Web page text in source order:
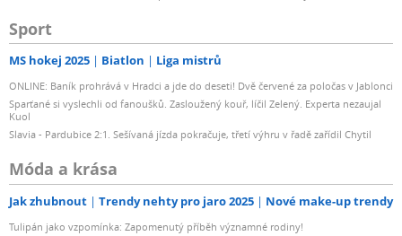
Sport
MS hokej 2025 Biatlon Liga mistrů
ONLINE: Baník prohrává v Hradci a jde do deseti! Dvě červené za poločas v Jablonci
Sparťané si vyslechli od fanoušků. Zasloužený kouř, líčil Zelený. Experta nezaujal
Kuol
Slavia - Pardubice 2:1. Sešívaná jízda pokračuje, třetí výhru v řadě zařídil Chytil
Móda a krása
Jak zhubnout Trendy nehty pro jaro 2025 Nové make-up trendy
Tulipán jako vzpomínka: Zapomenutý příběh významné rodiny!